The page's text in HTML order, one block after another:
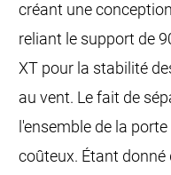
créant une
reliant le support de
XT pour la stabilité
au vent. Le fait de
l'ensemble de la
coûteux. Étant donné